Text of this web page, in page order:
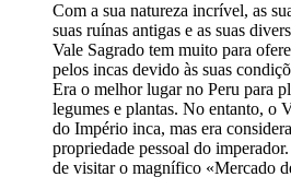
Com a sua natureza incrível, as
suas ruínas antigas e as suas
Vale Sagrado tem muito para
pelos incas devido às suas
Era o melhor lugar no Peru para
legumes e plantas. No entanto, o
do Império inca, mas era
propriedade pessoal do
de visitar o magnífico «Mercado